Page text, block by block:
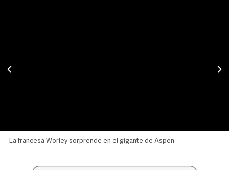
La francesa Worley sorprende en el gigante de Aspen